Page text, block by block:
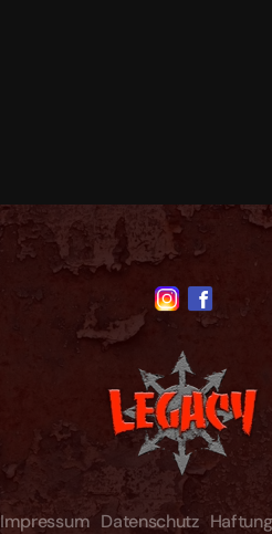
Impressum Datenschutz